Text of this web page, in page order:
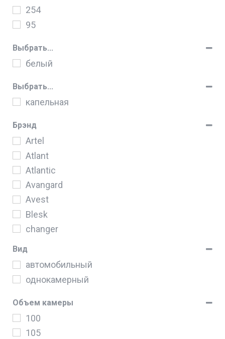
254
95
Выбрать...
белый
Выбрать...
капельная
Брэнд
Artel
Atlant
Atlantic
Avangard
Avest
Blesk
changer
Hisense
Midea
Shivaki
Starwind
Teka
Вид
автомобильный
однокамерный
Объем камеры
100
105